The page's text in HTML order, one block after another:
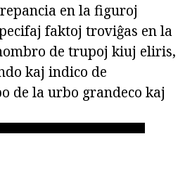
en la figuroj
faktoj troviĝas en la
de trupoj kiuj eliris,
kaj indico de
de la urbo grandeco kaj